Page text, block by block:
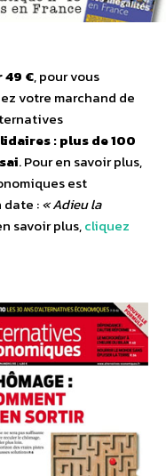
49 €, pour vous
votre marchand de
: plus de 100
. Pour en savoir plus,
est
:« Adieu la
savoir plus,cliquez